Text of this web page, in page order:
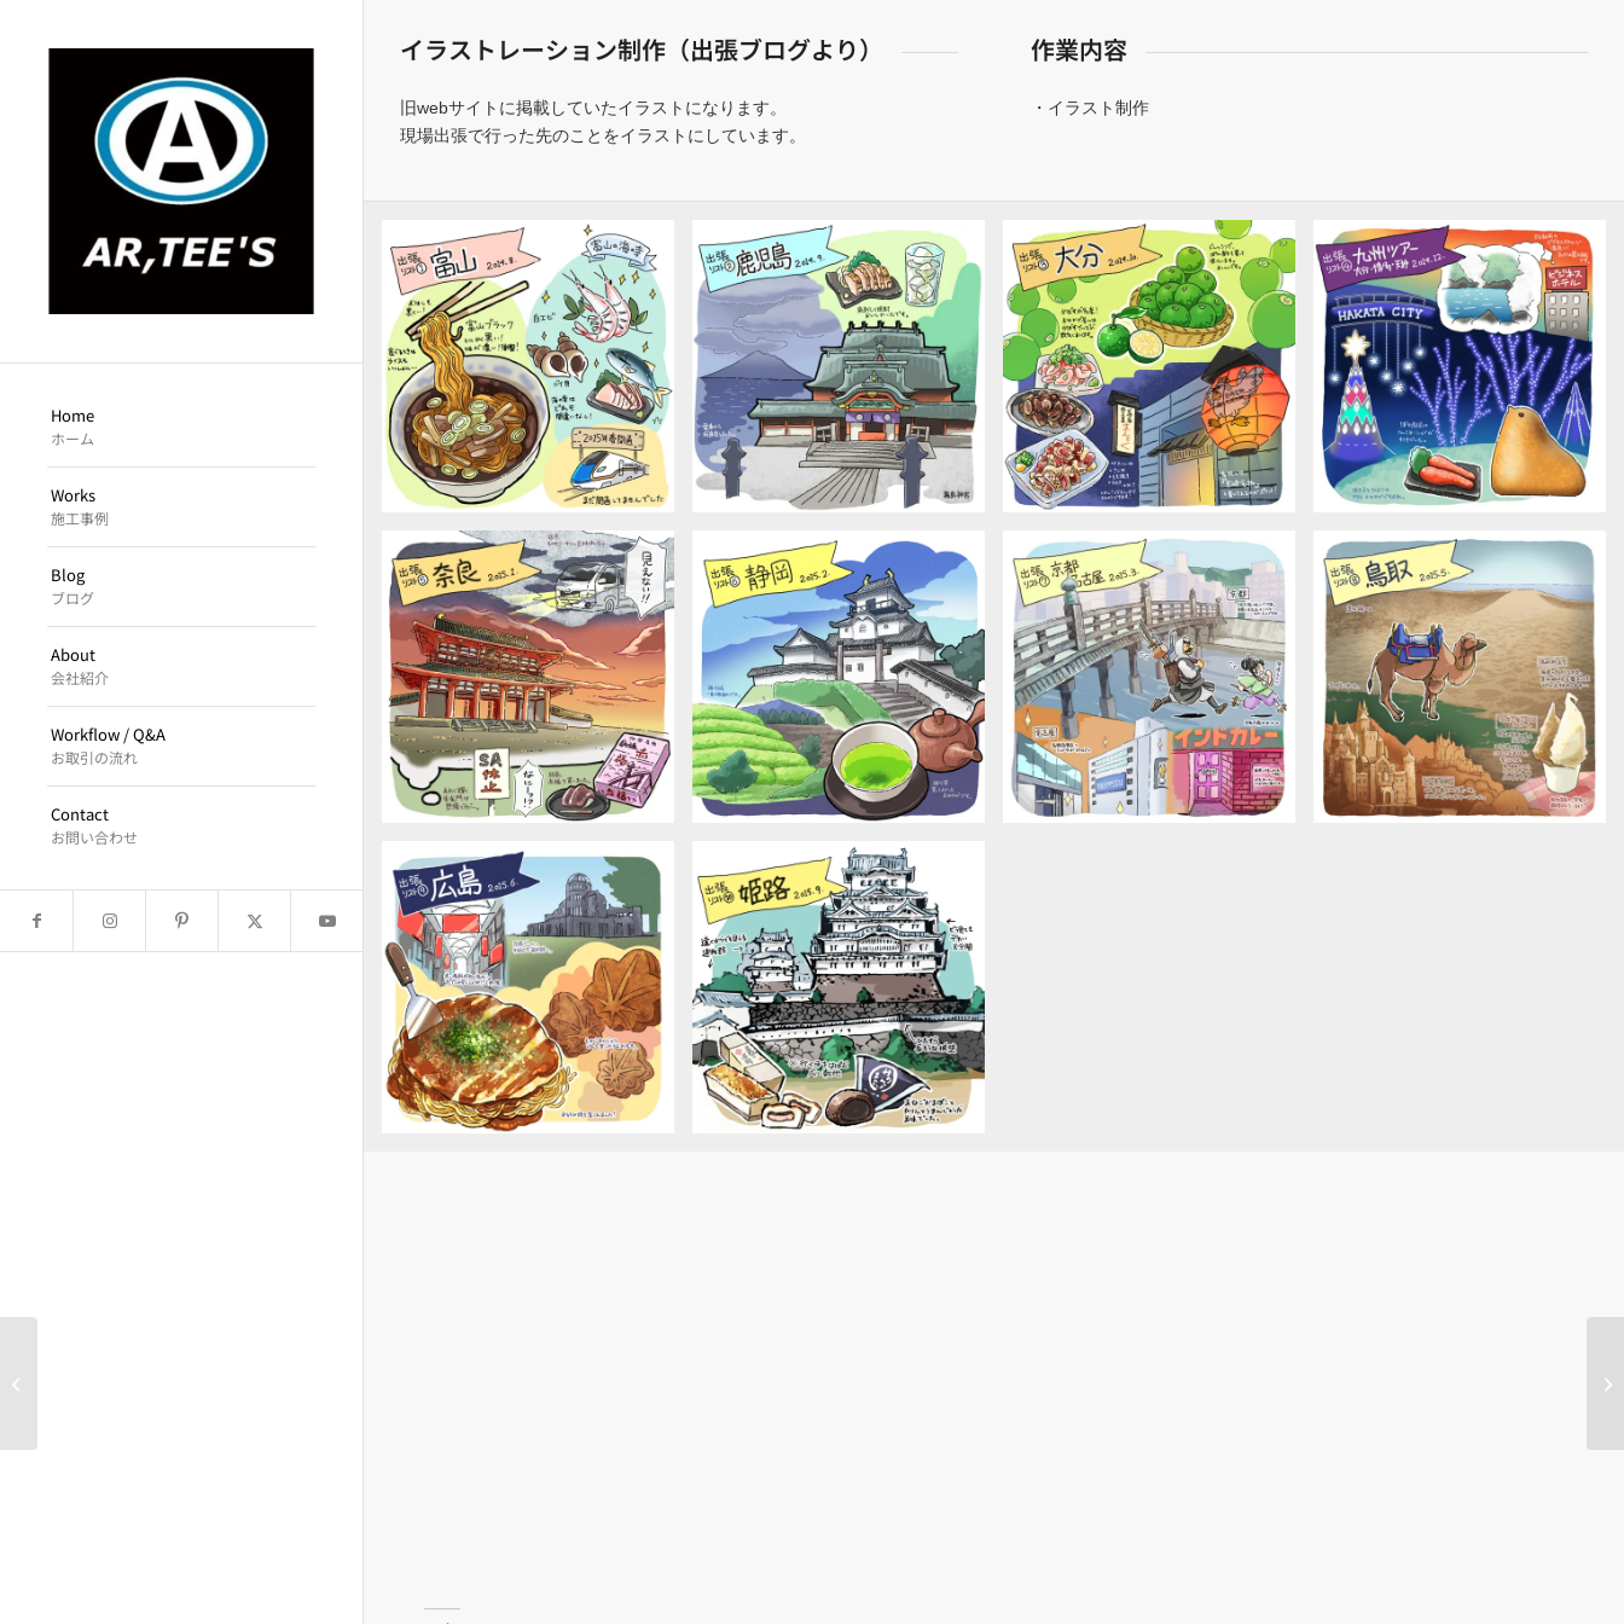
Home
ホーム
Works
施工事例
Blog
ブログ
About
会社紹介
Workflow / Q&A
お取引の流れ
Contact
お問い合わせ
イラストレーション制作（出張ブログより）
旧webサイトに掲載していたイラストになります。
現場出張で行った先のことをイラストにしています。
作業内容
・イラスト制作